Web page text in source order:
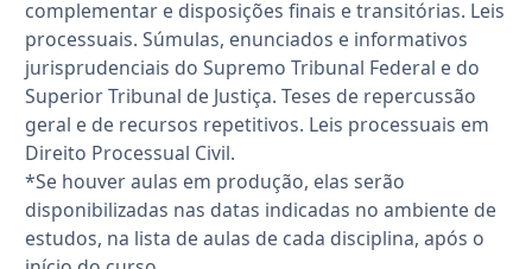
complementar e disposições finais e transitórias. Leis
processuais. Súmulas, enunciados e informativos
jurisprudenciais do Supremo Tribunal Federal e do
Superior Tribunal de Justiça. Teses de repercussão
geral e de recursos repetitivos. Leis processuais em
Direito Processual Civil.
*Se houver aulas em produção, elas serão
disponibilizadas nas datas indicadas no ambiente de
estudos, na lista de aulas de cada disciplina, após o